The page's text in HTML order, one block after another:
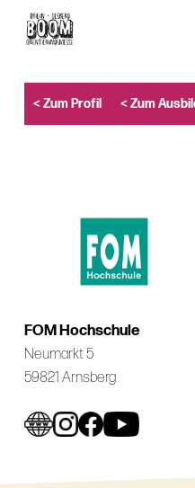
content
< Zum Profil < Zum
FOM Hochschule
Neumarkt 5
59821 Arnsberg